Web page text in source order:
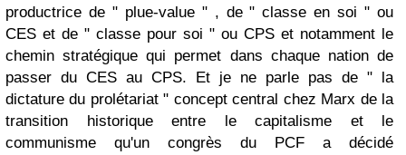
productrice de " plue-value " , de " classe en soi " ou
CES et de " classe pour soi " ou CPS et notamment le
chemin stratégique qui permet dans chaque nation de
passer du CES au CPS. Et je ne parle pas de " la
dictature du prolétariat " concept central chez Marx de la
transition historique entre le capitalisme et le
communisme qu'un congrès du PCF a décidé